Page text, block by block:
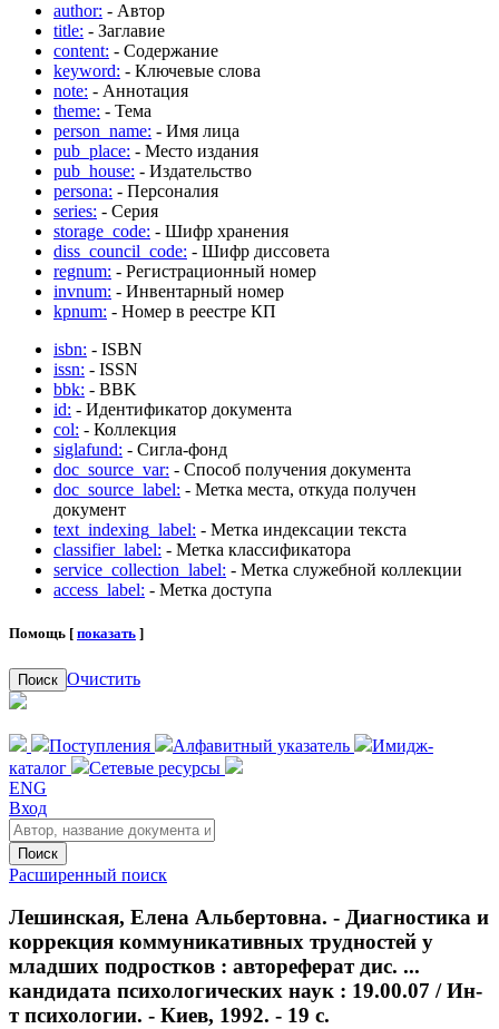
author: - Автор
title: - Заглавие
content: - Содержание
keyword: - Ключевые слова
note: - Аннотация
theme: - Тема
person_name: - Имя лица
pub_place: - Место издания
pub_house: - Издательство
persona: - Персоналия
series: - Серия
storage_code: - Шифр хранения
diss_council_code: - Шифр диссовета
regnum: - Регистрационный номер
invnum: - Инвентарный номер
kpnum: - Номер в реестре КП
isbn: - ISBN
issn: - ISSN
bbk: - BBK
id: - Идентификатор документа
col: - Коллекция
siglafund: - Сигла-фонд
doc_source_var: - Способ получения документа
doc_source_label: - Метка места, откуда получен
документ
text_indexing_label: - Метка индексации текста
classifier_label: - Метка классификатора
service_collection_label: - Метка служебной коллекции
access_label: - Метка доступа
Помощь [ показать ]
Поиск Очистить
Поступления Алфавитный указатель
Имидж-
каталог
Сетевые ресурсы
ENG
Вход
Поиск
Расширенный поиск
Лешинская, Елена Альбертовна. - Диагностика и
коррекция коммуникативных трудностей у
младших подростков : автореферат дис. ...
кандидата психологических наук : 19.00.07 / Ин-
т психологии. - Киев, 1992. - 19 с.